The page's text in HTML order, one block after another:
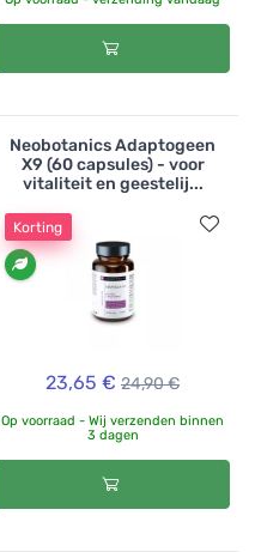
Neobotanics Adaptogeen
X9 (60 capsules) - voor
vitaliteit en geestelij...
Korting
23,65 € 24,90 €
Op voorraad - Wij verzenden binnen
3 dagen